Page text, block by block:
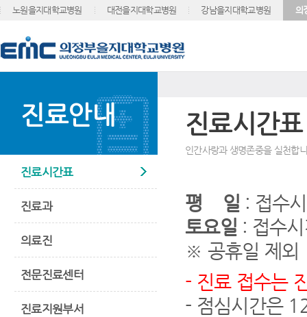
노원을지대학교병원 대전을지대학교병원 강남을지대학교병원 의
진료안내
진료시간표
진료과
의료진
전문진료센터
진료지원부서
진료시간표
인간사랑과 생명존중을 실천합
평 일 : 접수
토요일 : 접수
※ 공휴일 제외
- 진료 접수는
- 점심시간은